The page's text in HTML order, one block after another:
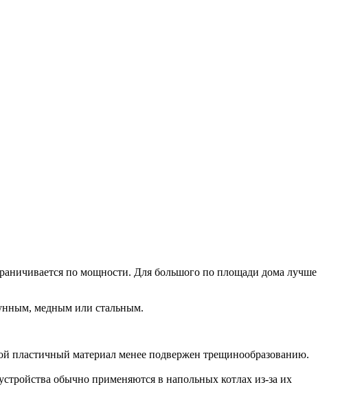
по мощности. Для большого по площади дома лучше
медным или стальным.
пластичный материал менее подвержен трещинообразованию.
обычно применяются в напольных котлах из-за их